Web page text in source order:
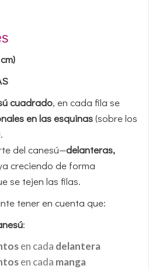
cuadrado, en cada fila se
en las esquinas(sobre los
del canesú—delanteras,
creciendo de forma
se tejen las filas.
tener en cuenta que:
:
en cada delantera
en cada manga